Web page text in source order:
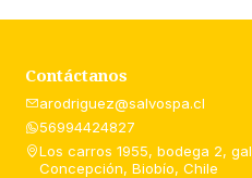
Contáctanos
arodriguez@salvospa.cl
56994424827
Los carros 1955, bodega 2,
Concepción, Biobío, Chile